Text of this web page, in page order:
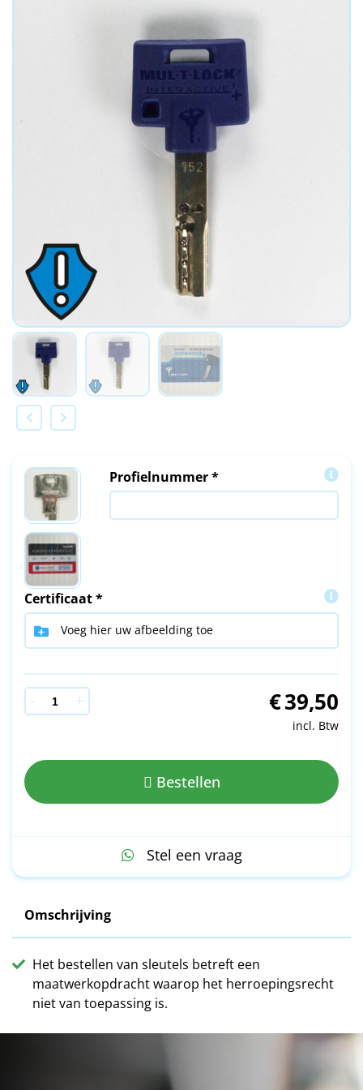
Profielnummer *
Certificaat *
Voeg hier uw afbeelding toe
€39,50
incl. Btw
Bestellen
Stel een vraag
Omschrijving
Het bestellen van sleutels betreft een
maatwerkopdracht waarop het herroepingsrecht
niet van toepassing is.